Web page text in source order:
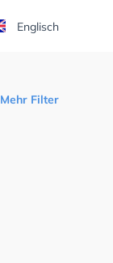
Englisch
Mehr Filter